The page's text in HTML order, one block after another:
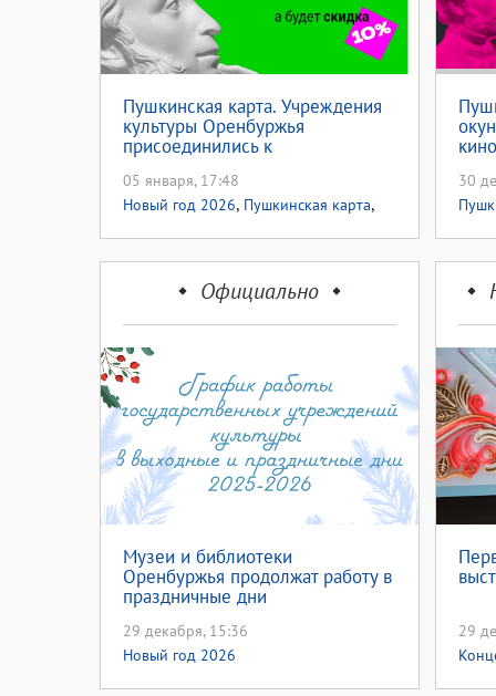
Пушкинская карта. Учреждения
культуры Оренбуржья
присоединились к
родителей в музей, театр или на
концерт»
05 января, 17:48
Новый год 2026, Пушкинская карта,
30
Официально
Музеи и библиотеки
Оренбуржья продолжат работу в
праздничные дни
29 декабря, 15:36
Новый год 2026
29